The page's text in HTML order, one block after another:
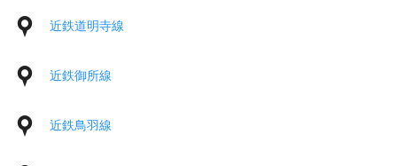
近鉄道明寺線
近鉄御所線
近鉄鳥羽線